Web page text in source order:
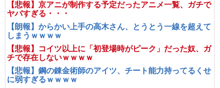
【悲報】京アニが制作する予定だったアニメ一覧、ガチで
ヤバすぎる・・・
【朗報】からかい上手の高木さん、とうとう一線を超えて
しまうｗｗｗｗ
【悲報】コイツ以上に「初登場時がピーク」だった奴、ガ
チで存在しないｗｗｗｗ
【悲報】鋼の錬金術師のアイツ、チート能力持ってるくせ
に弱すぎるｗｗｗｗ